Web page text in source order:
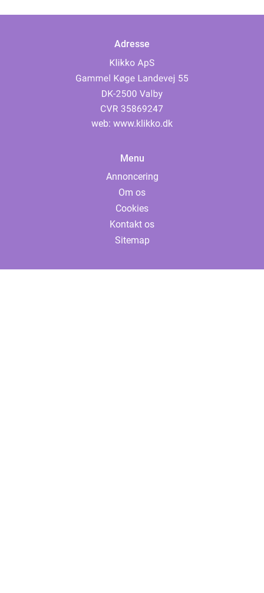
Adresse
web: www.klikko.dk
Menu
Annoncering
Om os
Cookies
Kontakt os
Sitemap